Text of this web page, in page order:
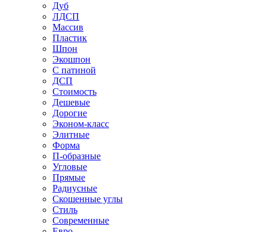
Дуб
ЛДСП
Массив
Пластик
Шпон
Экошпон
С патиной
ДСП
Стоимость
Дешевые
Дорогие
Эконом-класс
Элитные
Форма
П-образные
Угловые
Прямые
Радиусные
Скошенные углы
Стиль
Современные